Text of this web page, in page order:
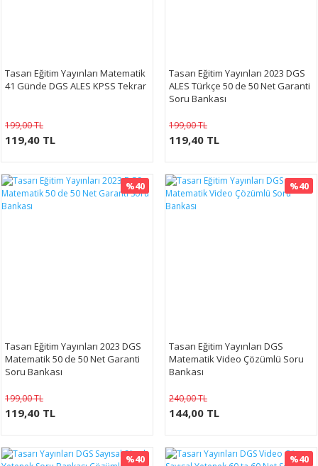
Tasarı Eğitim Yayınları Matematik
41 Günde DGS ALES KPSS Tekrar
199,00 TL
119,40 TL
Tasarı Eğitim Yayınları 2023 DGS
ALES Türkçe 50 de 50 Net Garanti
Soru Bankası
199,00 TL
119,40 TL
%40
Tasarı Eğitim Yayınları 2023 DGS
Matematik 50 de 50 Net Garanti
Soru Bankası
199,00 TL
119,40 TL
%40
Tasarı Eğitim Yayınları DGS
Matematik Video Çözümlü Soru
Bankası
240,00 TL
144,00 TL
%40 %40